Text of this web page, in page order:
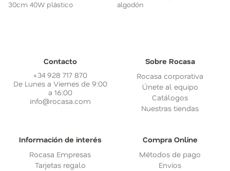
30cm 40W plástico
algodón
Contacto
+34 928 717 870
De Lunes a Viernes de 9:00
a 16:00
info@rocasa.com
Sobre Rocasa
Rocasa corporativa
Únete al equipo
Catálogos
Nuestras tiendas
Información de interés
Rocasa Empresas
Tarjetas regalo
Compra Online
Métodos de pago
Envíos